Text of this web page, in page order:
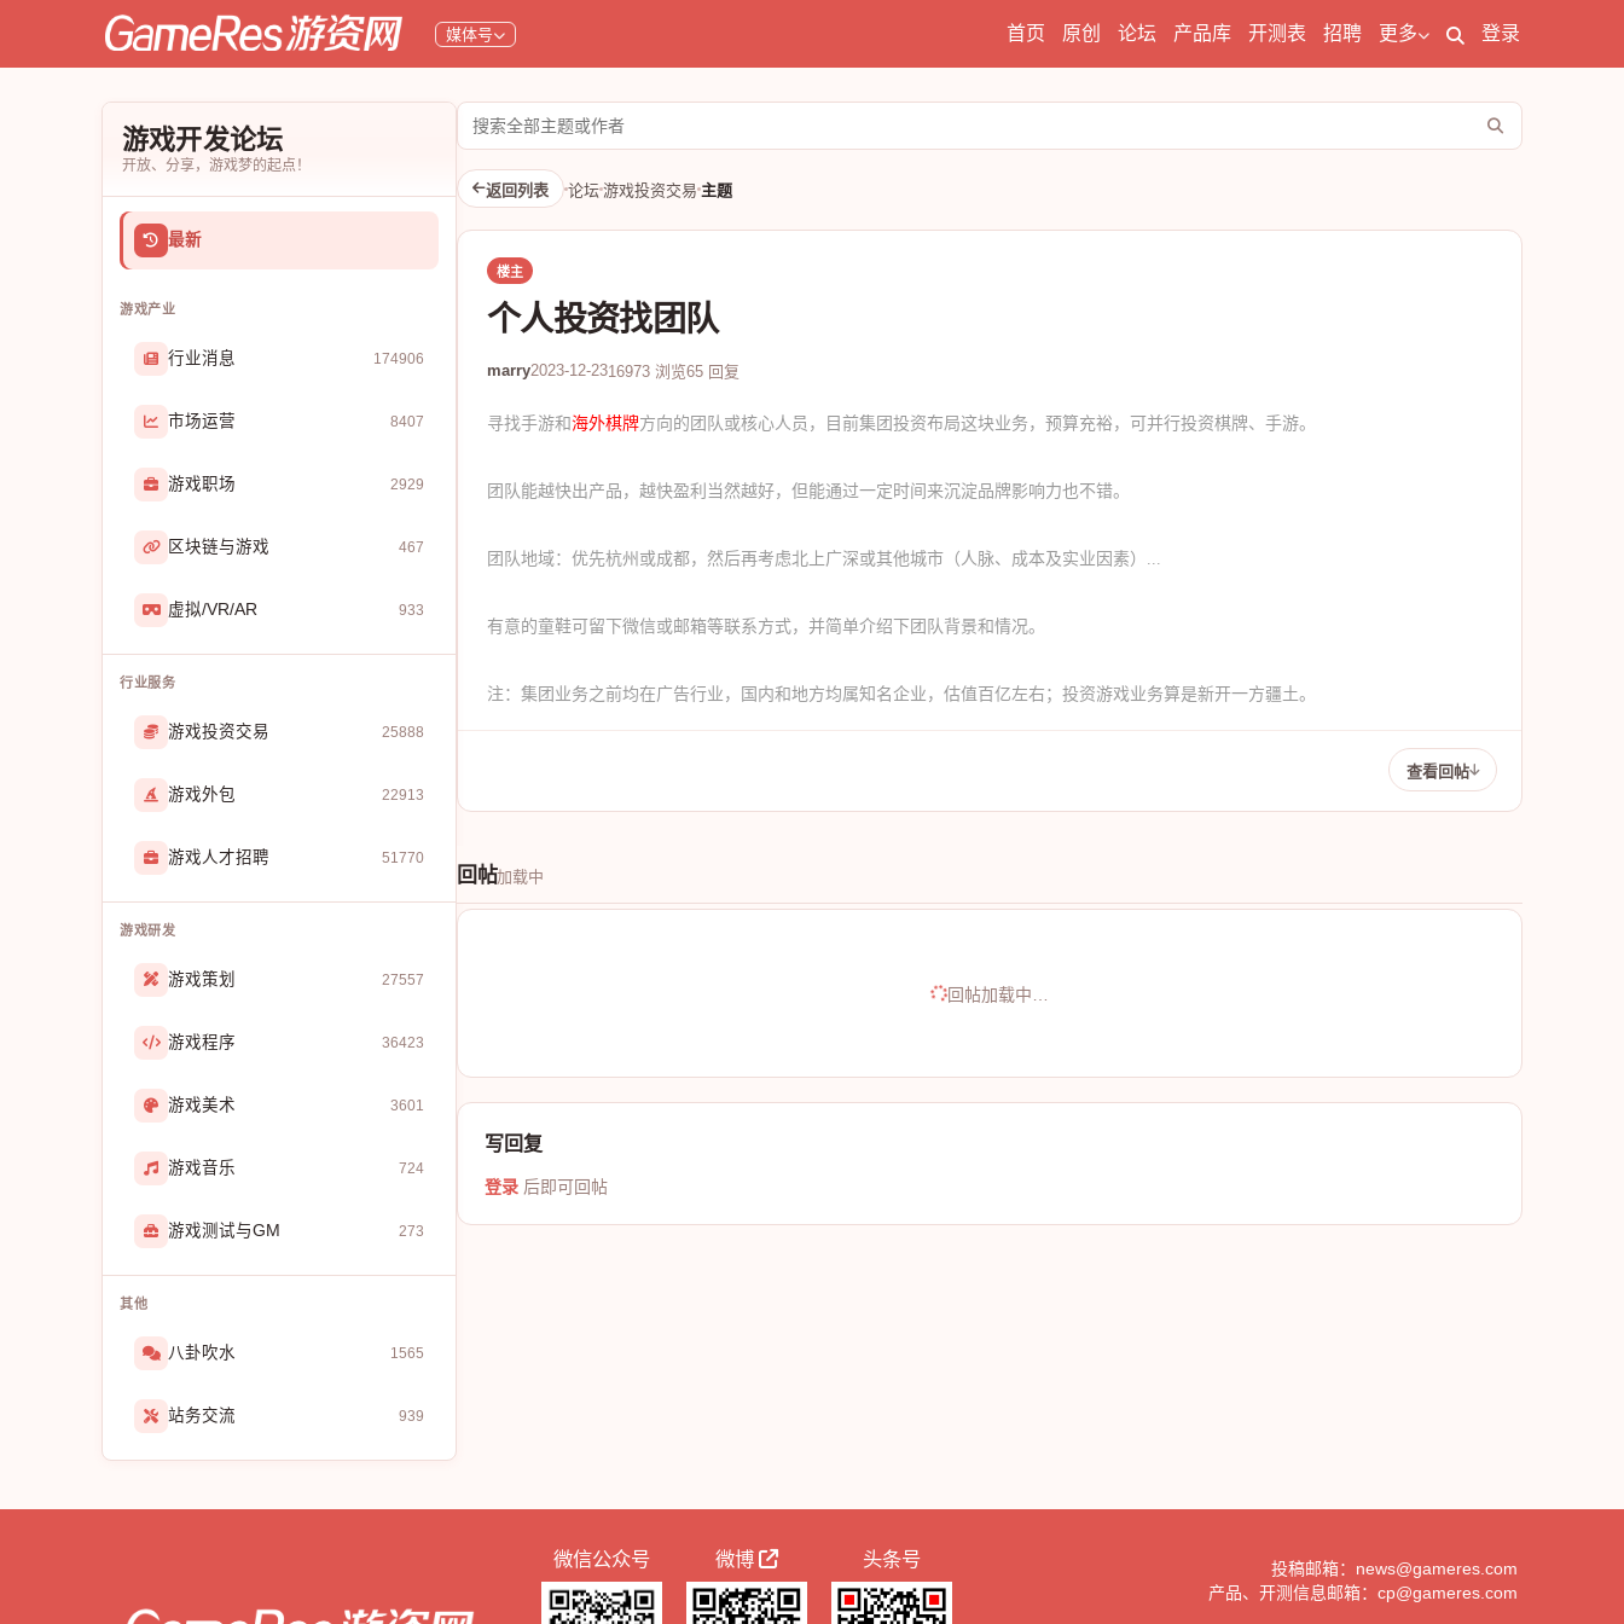
媒体号 首页 原创 论坛 产品库 开测表 招聘 更多 登录
游戏开发论坛
开放、分享，游戏梦的起点！
最新
游戏产业
行业消息 174906
市场运营 8407
游戏职场 2929
区块链与游戏 467
虚拟/VR/AR 933
行业服务
游戏投资交易 25888
游戏外包 22913
游戏人才招聘 51770
游戏研发
游戏策划 27557
游戏程序 36423
游戏美术 3601
游戏音乐 724
游戏测试与GM 273
其他
八卦吹水 1565
站务交流 939
搜
索
论
坛
返回列表 论坛 游戏投资交易 主题
楼主
个人投资找团队
marry2023-12-2316973 浏览65 回复
寻找手游和海外棋牌方向的团队或核心人员，目前集团投资布局这块业务，预算充裕，可并行投资棋牌、手游。
团队能越快出产品，越快盈利当然越好，但能通过一定时间来沉淀品牌影响力也不错。
团队地域：优先杭州或成都，然后再考虑北上广深或其他城市（人脉、成本及实业因素）...
有意的童鞋可留下微信或邮箱等联系方式，并简单介绍下团队背景和情况。
注：集团业务之前均在广告行业，国内和地方均属知名企业，估值百亿左右；投资游戏业务算是新开一方疆土。
查看回帖
回帖加载中
回帖加载中…
写回复
登录 后即可回帖
微信公众号 微博 头条号
投稿邮箱：news@gameres.com
产品、开测信息邮箱：cp@gameres.com